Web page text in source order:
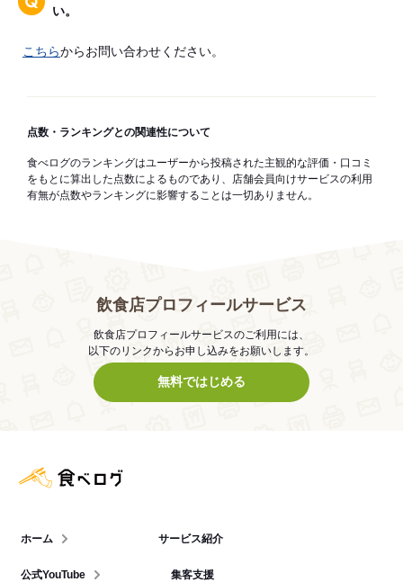
い。
こちらからお問い合わせください。
点数・ランキングとの関連性について
食べログのランキングはユーザーから投稿された主観的な評価・口コミ
をもとに算出した点数によるものであり、店舗会員向けサービスの利用
有無が点数やランキングに影響することは一切ありません。
飲食店プロフィールサービス
飲食店プロフィールサービスのご利用には、
以下のリンクからお申し込みをお願いします。
無料ではじめる
ホーム
公式YouTube
サービス紹介
集客支援